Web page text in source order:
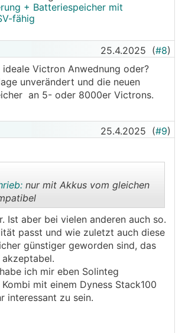
+ Batteriespeicher mit
fähig
25.4.2025 (#8)
Victron Anwednung oder?
unverändert und die neuen
an 5- oder 8000er Victrons.
25.4.2025 (#9)
..
nur mit Akkus vom gleichen
Ist aber bei vielen anderen auch so.
passt und wie zuletzt auch diese
günstiger geworden sind, das
ich mir eben Solinteg
mit einem Dyness Stack100
interessant zu sein.